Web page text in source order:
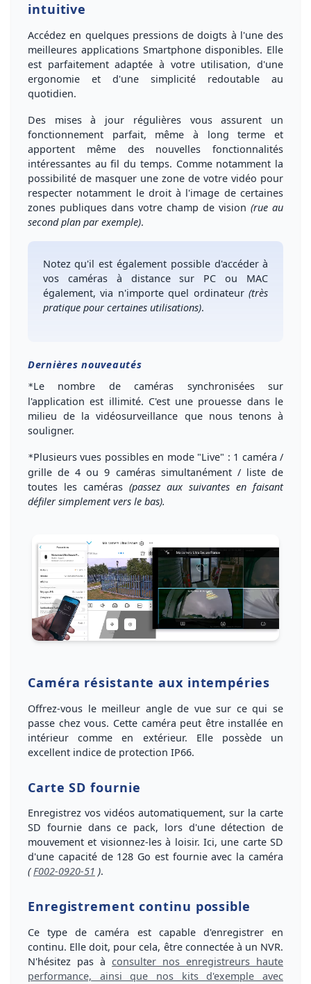
intuitive
Accédez en quelques pressions de doigts à l'une des
meilleures applications Smartphone disponibles. Elle
est parfaitement adaptée à votre utilisation, d'une
ergonomie et d'une simplicité redoutable au
quotidien.
Des mises à jour régulièresvous assurent un
fonctionnement parfait, même à long terme et
apportent même des nouvelles fonctionnalités
intéressantes au fil du temps. Comme notamment la
possibilité de masquer une zone de votre vidéo pour
respecter notamment le droit à l'image de certaines
zones publiques dans votre champ de vision (rue au
second plan par exemple).
Notez qu'il est également possible d'accéder à
vos caméras à distance sur PC ou MAC
également, via n'importe quel ordinateur(très
pratique pour certaines utilisations).
Dernières nouveautés
*Le nombre de caméras synchroniséessur
l'application est illimité. C'est une prouesse dans le
milieu de la vidéosurveillance que nous tenons à
souligner.
*Plusieurs vues possiblesen mode "Live" : 1 caméra /
grille de 4 ou 9 caméras simultanément/ liste de
toutes les caméras (passez aux suivantes en faisant
défiler simplement vers le bas).
Caméra résistante aux intempéries
Offrez-vous le meilleur angle de vue sur ce qui se
passe chez vous. Cette caméra peut être installée en
intérieur comme en extérieur. Elle possède un
excellent indice de protection IP66.
Carte SD fournie
Enregistrez vos vidéos automatiquement, sur la carte
SD fournie dans ce pack, lors d'une détection de
mouvement et visionnez-les à loisir. Ici, une carte SD
d'une capacité de 128 Go est fournieavec la caméra
( F002-0920-51 ).
Enregistrement continu possible
Ce type de caméra est capable d'enregistrer en
continu. Elle doit, pour cela, être connectée à un NVR.
N'hésitez pas à consulter nos enregistreurs haute
performance, ainsi que nos kits d'exemple avec